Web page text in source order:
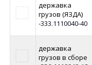
державка
грузов (ЯЗДА)
-333.1110040-40
державка
грузов в сборе